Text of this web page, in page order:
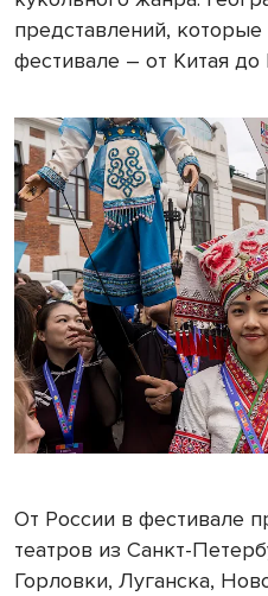
представлений,
фестивале – от Китая до
От России в фестивале
театров из Санкт-
Горловки, Луганска,